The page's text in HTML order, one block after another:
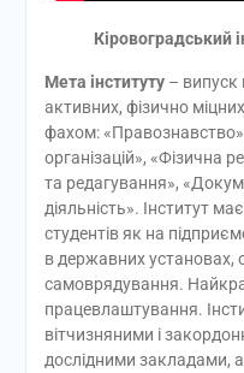
Кіровоградський
Мета інституту– випуск
активних, фізично міцних
фахом:
організацій», «Фізична
та редагування»,
діяльність». Інститут
студентів як на
в державних установах,
самоврядування.
працевлаштування.
вітчизняними і
дослідними закладами,